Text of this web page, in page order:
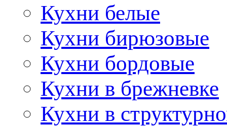
Кухни белые
Кухни бирюзовые
Кухни бордовые
Кухни в брежневке
Кухни в